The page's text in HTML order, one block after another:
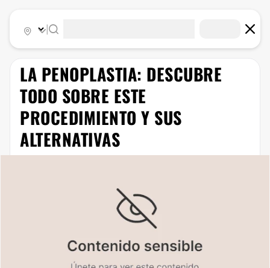
LA PENOPLASTIA: DESCUBRE
TODO SOBRE ESTE
PROCEDIMIENTO Y SUS
ALTERNATIVAS